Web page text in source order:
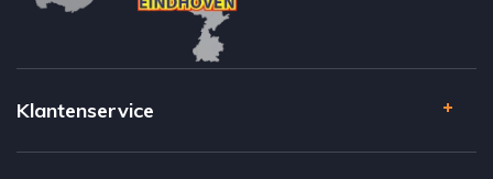
Klantenservice